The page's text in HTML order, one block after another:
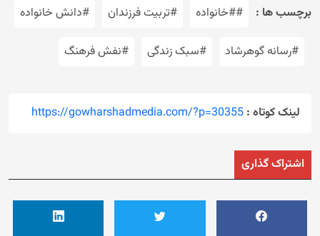
برچسب ها : ##خانواده #تربیت فرزندان #دانش خانواده
#رسانه گوهرشاد #سبک زندگی #نفش فرهنگ
لینک کوتاه : https://gowharshadmedia.com/?p=30355
اشتراک گذاری